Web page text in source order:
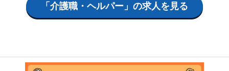
「介護職・ヘルパー」の求人を見る